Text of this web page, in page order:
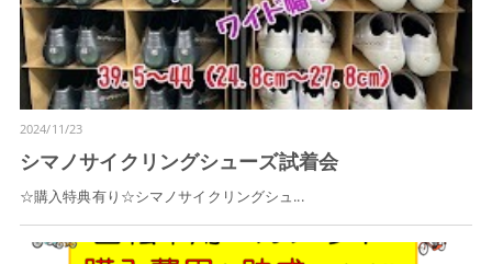
2024/11/23
シマノサイクリングシューズ試着会
☆購入特典有り☆シマノサイクリングシュ...